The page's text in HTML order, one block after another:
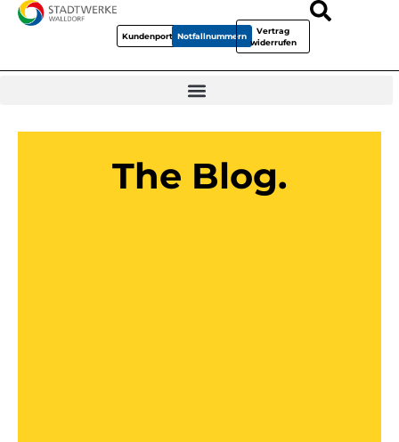
KundenportalNotfallnummern
Vertrag
widerrufen
The Blog.